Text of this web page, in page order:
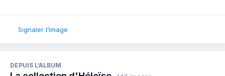
Signaler l’image
DEPUIS L’ALBUM